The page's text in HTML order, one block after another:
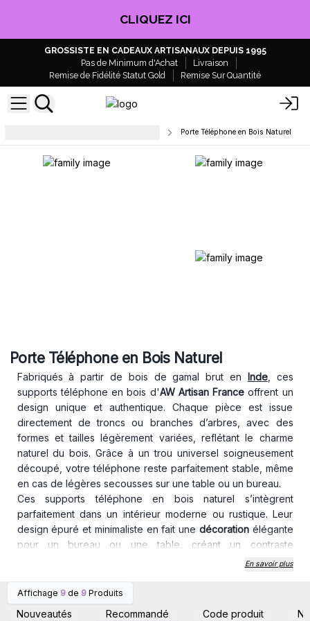
CLIQUEZ ICI
GROSSISTE EN CADEAUX ARTISANAUX DEPUIS 1995
Pas de Minimum d'Achat
Livraison
Remise de Fidélité Statut Gold
Remise Sur Quantité
Porte Téléphone en Bois Naturel
Porte Téléphone en Bois Naturel
Fabriqués à partir de bois de gamal brut en Inde, ces
supports téléphone en bois d'AW Artisan France offrent un
design unique et authentique. Chaque pièce est issue
directement de troncs ou branches d’arbres, avec des
formes et tailles légèrement variées, reflétant le charme
naturel du bois. Grâce à un trou universel soigneusement
découpé, votre téléphone reste parfaitement stable, même
en cas de légères secousses sur une table ou un bureau.
Ces supports téléphone en bois naturel s’intègrent
parfaitement dans un intérieur moderne ou rustique. Leur
design épuré et minimaliste en fait une décoration élégante
pour un bureau ou une table, créant un contraste
magnifique entre la modernité du téléphone et l’aspect
Légers et compacts, ils prennent peu de place sur le
En savoir plus
Affichage 9 de 9 Produits
Nouveautés Recommandé Code produit
Connectez-vous ou
inscrivez-vous pour
accéder aux prix de gros
inscrivez-vous pour
accéder aux prix de gros